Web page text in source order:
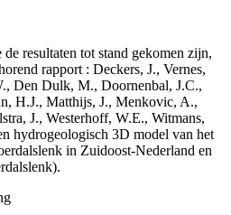
resultaten tot stand gekomen zijn,
rapport : Deckers, J., Vernes,
Den Dulk, M., Doornenbal, J.C.,
H.J., Matthijs, J., Menkovic, A.,
J., Westerhoff, W.E., Witmans,
hydrogeologisch 3D model van het
in Zuidoost-Nederland en